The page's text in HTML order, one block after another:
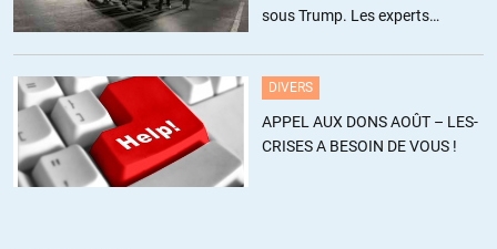
L’indifférence n’existe pas et si vous discutez avec quasi
alors pour le moins pire.
Et ainsi cela dure des décennies sans que rien ne change.
Ceux qui proposent vraiment de changer n’ont pas accès ou sont
détruits par campagnes des médias salauds.
sous Trump. Les experts
DIVERS
APPEL AUX DONS AOÛT – LES-
CRISES A BESOIN DE VOUS !